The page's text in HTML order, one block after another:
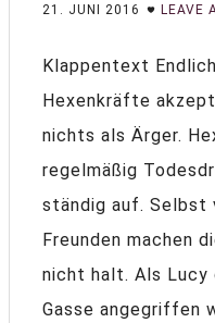
21. JUNI 2016 LEAVE
Klappentext
Hexenkräfte
nichts als Ärger.
regelmäßig
ständig auf. Selbst
Freunden machen
nicht halt. Als Lucy
Gasse angegriffen